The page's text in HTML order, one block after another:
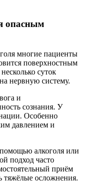
опасным
многие пациенты
поверхностным
суток
нервную систему.
и
сознания. У
Особенно
давлением и
алкоголя или
подход часто
приём
тяжёлые осложнения.